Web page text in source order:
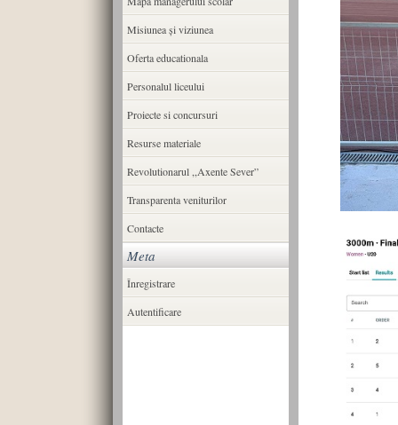
Misiunea şi viziunea
Oferta educationala
Personalul liceului
Proiecte si concursuri
Resurse materiale
Revolutionarul ,,Axente Sever”
Transparenta veniturilor
Contacte
Meta
Înregistrare
Autentificare